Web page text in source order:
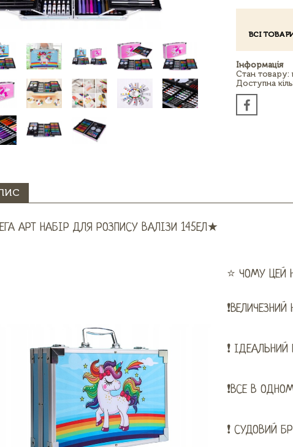
ВСІ
Інформація
Стан товару:
Доступна
АРТ НАБІР ДЛЯ РОЗПИСУ ВАЛІЗИ 145ЕЛ★
⭐ ЧОМУ ЦЕЙ
❗
❗ВСЕ В
❗ СУДОВИЙ